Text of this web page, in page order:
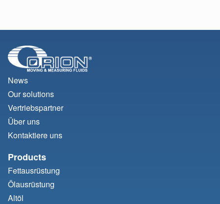
News
Our solutions
Vertriebspartner
Über uns
Kontaktiere uns
Products
Fettausrüstung
Ölausrüstung
Altöl